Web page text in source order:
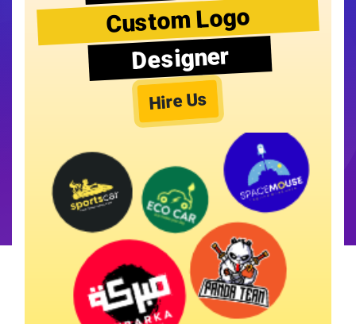
Custom Logo
Designer
Hire Us